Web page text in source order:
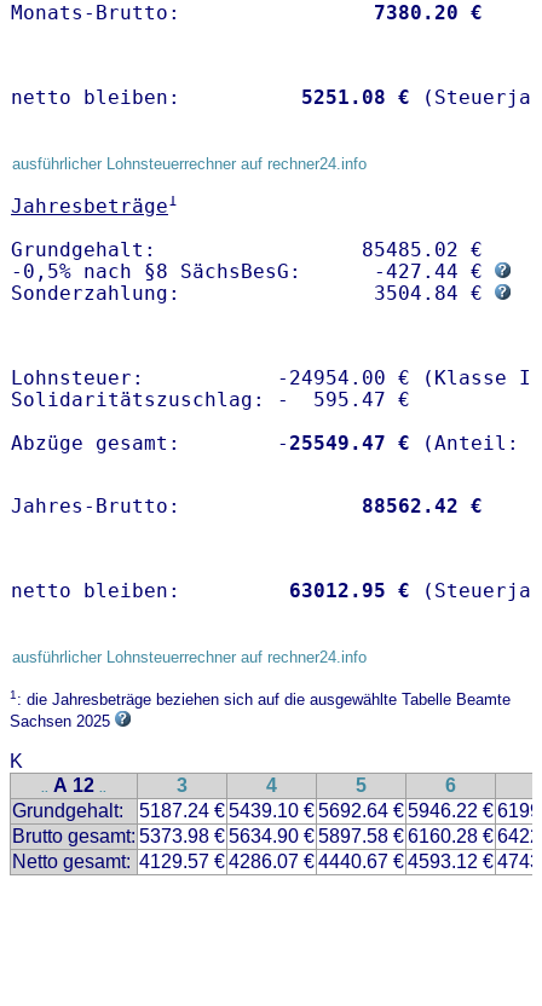
Monats-Brutto: 7380.20 €
netto bleiben: 5251.08 €
ausführlicher Lohnsteuerrechner auf rechner24.info
Jahresbeträge1
Grundgehalt:                 85485.02 €
-0,5% nach §8 SächsBesG:      -427.44 €
Sonderzahlung:                3504.84 €
Lohnsteuer:           -24954.00 € (Klasse I)
Solidaritätszuschlag: -  595.47 €
Abzüge gesamt:        -25549.47 €
Jahres-Brutto: 88562.42 €
netto bleiben: 63012.95 €
ausführlicher Lohnsteuerrechner auf rechner24.info
1: die Jahresbeträge beziehen sich auf die ausgewählte Tabelle Beamte
Sachsen 2025
K
.. A 12 .. 3 4 5 6
Grundgehalt:
5187.24 €5439.10 €5692.64 €5946.22 €
Brutto gesamt: 5373.98 €5634.90 €5897.58 €6160.28 €
Netto gesamt: 4129.57 €4286.07 €4440.67 €4593.12 €